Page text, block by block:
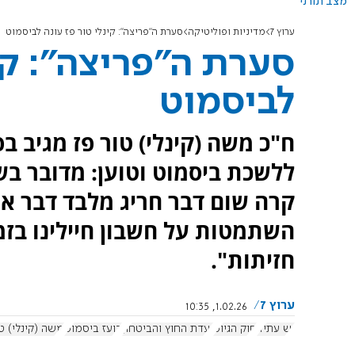
ערוץ 7 מדיניות ופוליטיקה סערת ה"פריצה": קינלי טור פז עונה לביסמוט
סערת ה"פריצה":
לביסמוט
ח"כ משה (קינלי) טור פז מגיב
ללשכת ביסמוט וטוען: מדובר
קרה שום דבר חריג מלבד דבר
השתמטות על חשבון חיילינו
חזיתות".
ערוץ 7
1.02.26, 10:35
יש עתיד חוק הגיוס ועדת החוץ והביטחון בועז ביסמוט משה (קינלי)